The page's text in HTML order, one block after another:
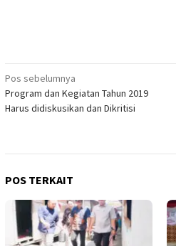
Navigasi
pos
Pos sebelumnya
Program dan Kegiatan Tahun 2019
Harus didiskusikan dan Dikritisi
POS TERKAIT